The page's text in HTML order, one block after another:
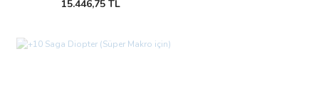
15.446,75 TL